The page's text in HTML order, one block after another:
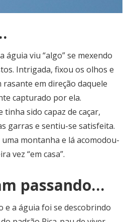
águia viu “algo” se mexendo
Intrigada, fixou os olhos e
em direção daquele
capturado por ela.
tinha sido capaz de caçar,
garras e sentiu-se satisfeita.
montanha e lá acomodou-
vez “em casa”.
passando…
e a águia foi se descobrindo